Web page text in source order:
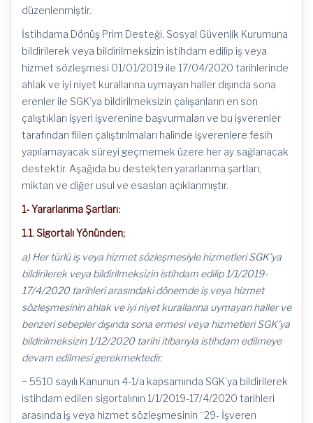
düzenlenmiştir.
İstihdama Dönüş Prim Desteği, Sosyal Güvenlik Kurumuna
bildirilerek veya bildirilmeksizin istihdam edilip iş veya
hizmet sözleşmesi 01/01/2019 ile 17/04/2020 tarihlerinde
ahlak ve iyi niyet kurallarına uymayan haller dışında sona
erenler ile SGK’ya bildirilmeksizin çalışanların en son
çalıştıkları işyeri işverenine başvurmaları ve bu işverenler
tarafından fiilen çalıştırılmaları halinde işverenlere fesih
yapılamayacak süreyi geçmemek üzere her ay sağlanacak
destektir. Aşağıda bu destekten yararlanma şartları,
miktarı ve diğer usul ve esasları açıklanmıştır.
1- Yararlanma Şartları:
1.1. Sigortalı Yönünden;
a) Her türlü iş veya hizmet sözleşmesiyle hizmetleri SGK’ya
bildirilerek veya bildirilmeksizin istihdam edilip 1/1/2019-
17/4/2020 tarihleri arasındaki dönemde iş veya hizmet
sözleşmesinin ahlak ve iyi niyet kurallarına uymayan haller ve
benzeri sebepler dışında sona ermesi veya hizmetleri SGK’ya
bildirilmeksizin 1/12/2020 tarihi itibarıyla istihdam edilmeye
devam edilmesi gerekmektedir.
− 5510 sayılı Kanunun 4-1/a kapsamında SGK’ya bildirilerek
istihdam edilen sigortalının 1/1/2019-17/4/2020 tarihleri
arasında iş veya hizmet sözleşmesinin “29- İşveren